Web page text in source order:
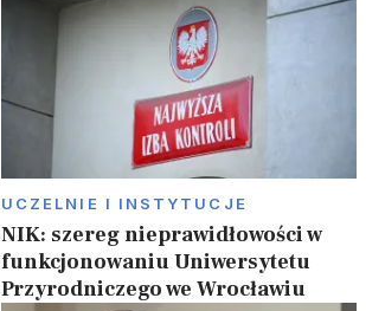
UCZELNIE I INSTYTUCJE
NIK: szereg nieprawidłowości w
funkcjonowaniu Uniwersytetu
Przyrodniczego we Wrocławiu